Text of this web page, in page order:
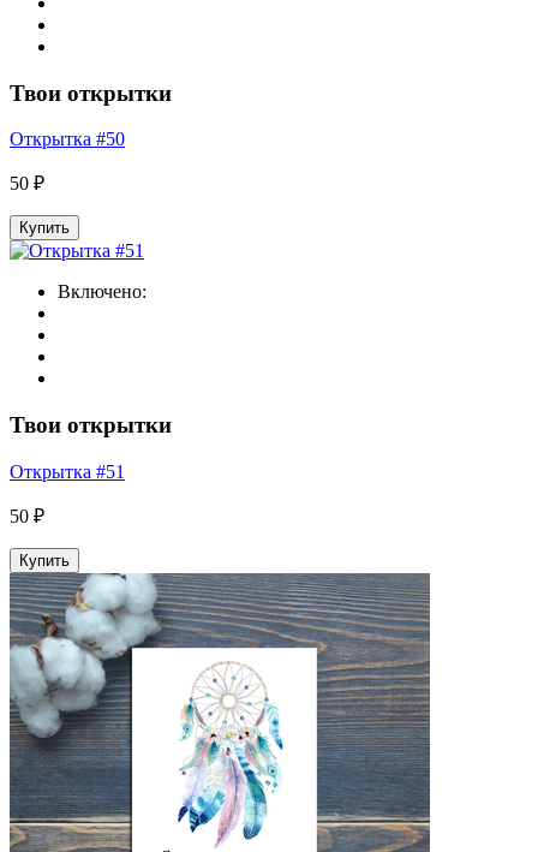
Твои открытки
Открытка #50
50 ₽
Купить
Включено:
Твои открытки
Открытка #51
50 ₽
Купить